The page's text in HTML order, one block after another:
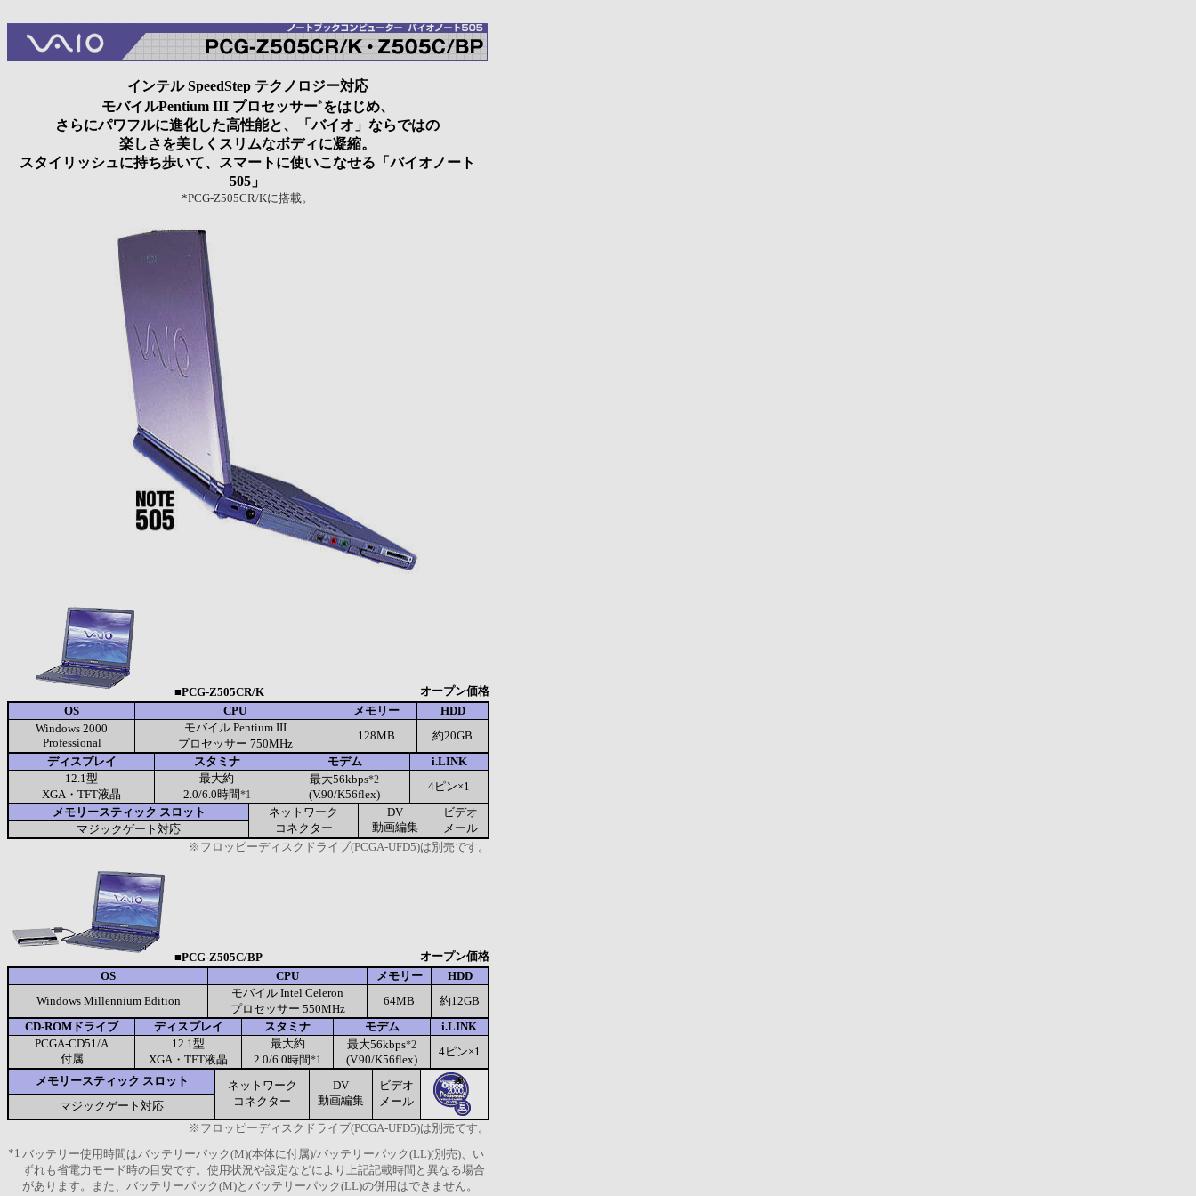
インテル SpeedStep テクノロジー対応
モバイルPentium III プロセッサー*をはじめ、
さらにパワフルに進化した高性能と、「バイオ」ならではの
楽しさを美しくスリムなボディに凝縮。
スタイリッシュに持ち歩いて、スマートに使いこなせる「バイオノート
505」
*PCG-Z505CR/Kに搭載。
■PCG-Z505CR/K
オープン価格
OS
CPU メモリー
HDD
Windows 2000
Professional
モバイル Pentium III
プロセッサー 750MHz
128MB
約20GB
ディスプレイ
スタミナ モデム
i.LINK
12.1型
XGA・TFT液晶
最大約
2.0/6.0時間*1
最大56kbps*2
(V.90/K56flex)
4ピン×1
メモリースティック スロット
ネットワーク
コネクター
DV
動画編集
ビデオ
メール
マジックゲート対応
※フロッピーディスクドライブ(PCGA-UFD5)は別売です。
■PCG-Z505C/BP
オープン価格
OS
CPU メモリー
HDD
Windows Millennium Edition
モバイル Intel Celeron
プロセッサー 550MHz
64MB
約12GB
CD-ROMドライブ
ディスプレイ スタミナ モデム
i.LINK
PCGA-CD51/A
付属
12.1型
XGA・TFT液晶
最大約
2.0/6.0時間*1
最大56kbps*2
(V.90/K56flex)
4ピン×1
メモリースティック スロット
ネットワーク
コネクター
DV
動画編集
ビデオ
メール
マジックゲート対応
※フロッピーディスクドライブ(PCGA-UFD5)は別売です。
*1 バッテリー使用時間はバッテリーパック(M)(本体に付属)/バッテリーパック(LL)(別売)、い
ずれも省電力モード時の目安です。使用状況や設定などにより上記記載時間と異なる場合
があります。また、バッテリーパック(M)とバッテリーパック(LL)の併用はできません。